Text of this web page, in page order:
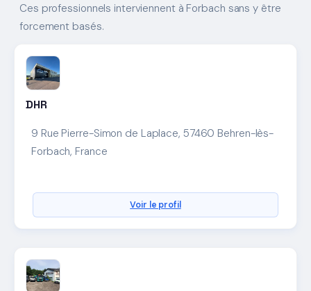
Ces professionnels interviennent à Forbach sans y être
forcement basés.
DHR
9 Rue Pierre-Simon de Laplace, 57460 Behren-lès-
Forbach, France
Voir le profil